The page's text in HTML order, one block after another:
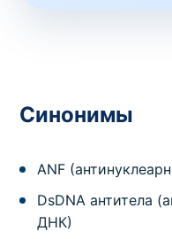
Синонимы
ANF
DsDNA антитела
ДНК)